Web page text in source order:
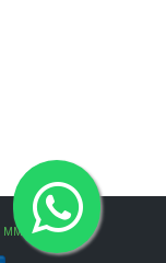
MMG Designs